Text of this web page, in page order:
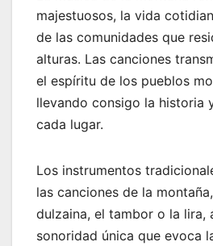
majestuosos, la vida
de las comunidades que
alturas. Las canciones
el espíritu de los pueblos
llevando consigo la historia
cada lugar.
Los instrumentos
las canciones de la
dulzaina, el tambor o la lira,
sonoridad única que evoca